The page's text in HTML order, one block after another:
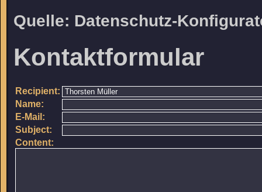
Quelle: Datenschutz-
Kontaktformular
Recipient:
Name:
E-Mail:
Subject:
Content: